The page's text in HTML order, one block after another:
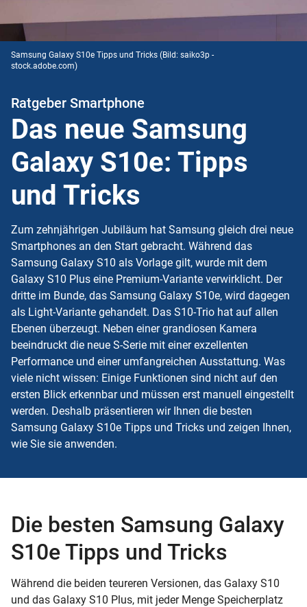
Samsung Galaxy S10e Tipps und Tricks (Bild: saiko3p -
stock.adobe.com)
Ratgeber Smartphone
Das neue Samsung
Galaxy S10e: Tipps
und Tricks
Zum zehnjährigen Jubiläum hat Samsung gleich drei neue
Smartphones an den Start gebracht. Während das
Samsung Galaxy S10 als Vorlage gilt, wurde mit dem
Galaxy S10 Plus eine Premium-Variante verwirklicht. Der
dritte im Bunde, das Samsung Galaxy S10e, wird dagegen
als Light-Variante gehandelt. Das S10-Trio hat auf allen
Ebenen überzeugt. Neben einer grandiosen Kamera
beeindruckt die neue S-Serie mit einer exzellenten
Performance und einer umfangreichen Ausstattung. Was
viele nicht wissen: Einige Funktionen sind nicht auf den
ersten Blick erkennbar und müssen erst manuell eingestellt
werden. Deshalb präsentieren wir Ihnen die besten
Samsung Galaxy S10e Tipps und Tricks und zeigen Ihnen,
wie Sie sie anwenden.
Die besten Samsung Galaxy
S10e Tipps und Tricks
Während die beiden teureren Versionen, das Galaxy S10
und das Galaxy S10 Plus, mit jeder Menge Speicherplatz